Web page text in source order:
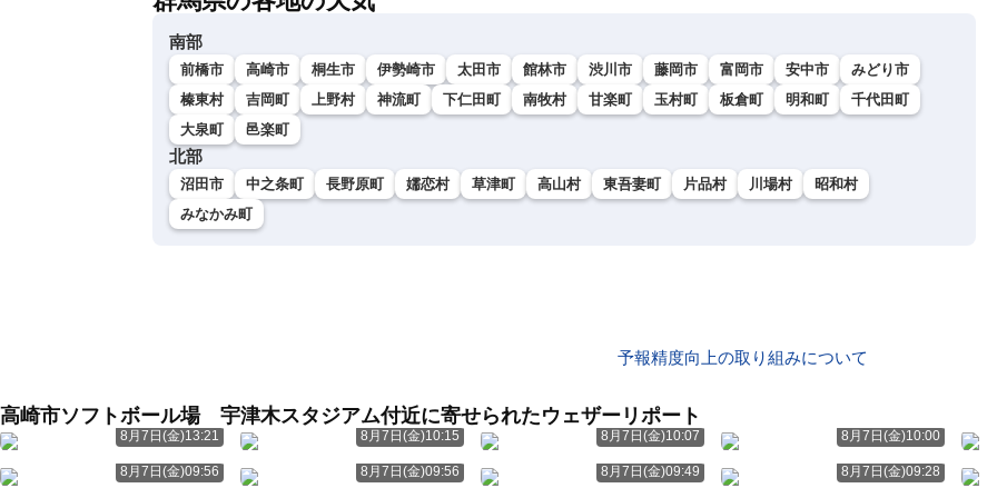
南部
前橋市 高崎市 桐生市 伊勢崎市 太田市 館林市 渋川市 藤岡市 富岡市 安中市
みどり市
榛東村
吉岡町 上野村 神流町 下仁田町 南牧村 甘楽町 玉村町 板倉町 明和町
千代田町
大泉町
邑楽町
北部
沼田市 中之条町 長野原町 嬬恋村 草津町 高山村 東吾妻町 片品村 川場村
昭和村
みなかみ町
予報精度向上の取り組みについて
高崎市ソフトボール場 宇津木スタジアム付近に寄せられたウェザーリポート
8月7日(金)13:21 8月7日(金)10:15 8月7日(金)10:07 8月7日(金)10:00
8月7日(金)09:56 8月7日(金)09:56 8月7日(金)09:49 8月7日(金)09:28